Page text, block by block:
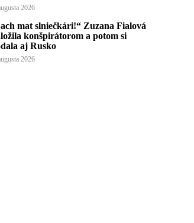
2026
mat slniečkári!“ Zuzana Fialová
konšpirátorom a potom si
aj Rusko
2026